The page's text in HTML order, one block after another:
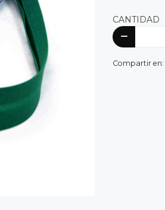
CANTIDAD
Compartir en: